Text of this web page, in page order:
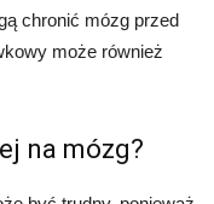
chronić mózg przed
może również
na mózg?